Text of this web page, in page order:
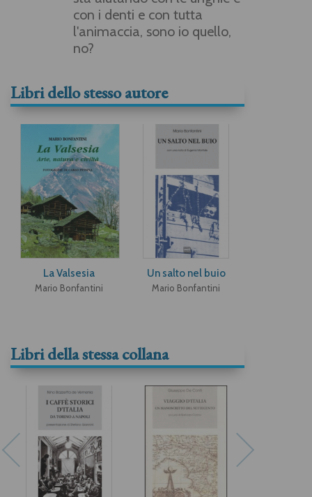
con i denti e con tutta
l'animaccia, sono io quello,
no?
Libri dello stesso autore
La Valsesia
Mario Bonfantini
Un salto nel buio
Mario Bonfantini
Libri della stessa collana